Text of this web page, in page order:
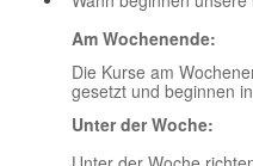
Am Wochenende:
Die Kurse am
gesetzt und beginnen
Unter der Woche: